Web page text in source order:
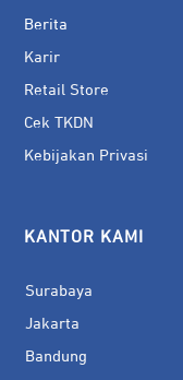
Berita
Karir
Retail Store
Cek TKDN
Kebijakan Privasi
KANTOR KAMI
Surabaya
Jakarta
Bandung